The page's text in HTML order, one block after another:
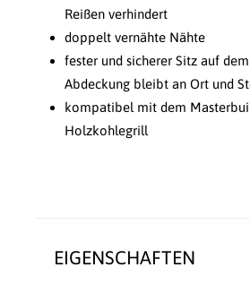
Reißen verhindert
doppelt vernähte Nähte
fester und sicherer Sitz auf
Abdeckung bleibt an Ort und
kompatibel mit dem
Holzkohlegrill
EIGENSCHAFTEN